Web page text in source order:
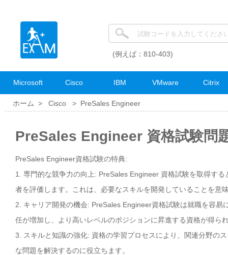
(例えば：810-403)
Microsoft Cisco IBM VMware Citrix
ホーム > Cisco > PreSales Engineer
PreSales Engineer 資格試験問
PreSales Engineer資格試験の特典:
1. 専門的な競争力の向上: PreSales Engineer 資格試験を取得す
者を評価します。これは、必要なスキルを開発していることを意
2. キャリア開発の機会: PreSales Engineer資格試験は就職を容
任が増加し、より高いレベルのポジションに昇進する資格が得ら
3. スキルと知識の強化: 資格の学習プロセスにより、関連分野の
な問題を解決するのに役立ちます。